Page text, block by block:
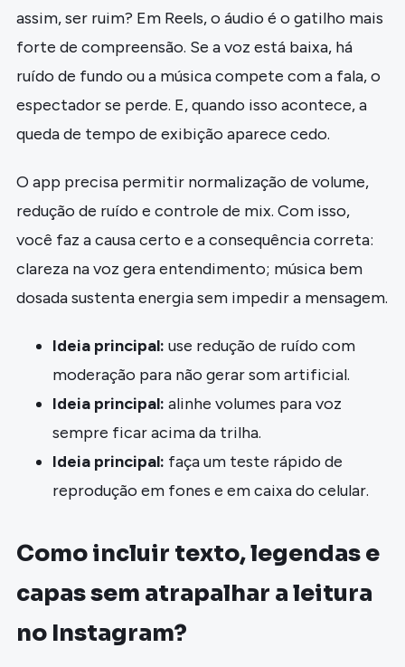
assim, ser ruim? Em Reels, o áudio é o gatilho mais
forte de compreensão. Se a voz está baixa, há
ruído de fundo ou a música compete com a fala, o
espectador se perde. E, quando isso acontece, a
queda de tempo de exibição aparece cedo.
O app precisa permitir normalização de volume,
redução de ruído e controle de mix. Com isso,
você faz a causa certo e a consequência correta:
clareza na voz gera entendimento; música bem
dosada sustenta energia sem impedir a mensagem.
Ideia principal: use redução de ruído com
moderação para não gerar som artificial.
Ideia principal: alinhe volumes para voz
sempre ficar acima da trilha.
Ideia principal: faça um teste rápido de
reprodução em fones e em caixa do celular.
Como incluir texto, legendas e
capas sem atrapalhar a leitura
no Instagram?